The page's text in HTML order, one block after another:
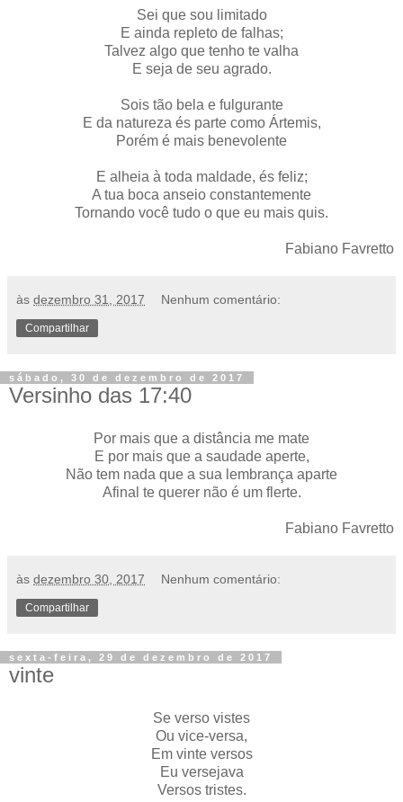
Sei que sou limitado
E ainda repleto de falhas;
Talvez algo que tenho te valha
E seja de seu agrado.
Sois tão bela e fulgurante
E da natureza és parte como Ártemis,
Porém é mais benevolente
E alheia à toda maldade, és feliz;
A tua boca anseio constantemente
Tornando você tudo o que eu mais quis.
Fabiano Favretto
às dezembro 31, 2017 Nenhum comentário:
Compartilhar
sábado, 30 de dezembro de 2017
Versinho das 17:40
Por mais que a distância me mate
E por mais que a saudade aperte,
Não tem nada que a sua lembrança aparte
Afinal te querer não é um flerte.
Fabiano Favretto
às dezembro 30, 2017 Nenhum comentário:
Compartilhar
sexta-feira, 29 de dezembro de 2017
vinte
Se verso vistes
Ou vice-versa,
Em vinte versos
Eu versejava
Versos tristes.